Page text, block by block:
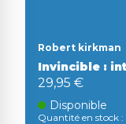
Robert kirkman
Invincible :
29,95 €
Disponible
Quantité en stock :